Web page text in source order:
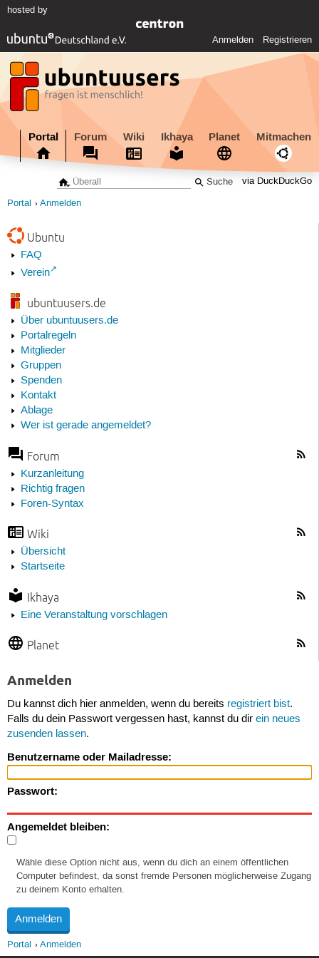
hosted by
Anmelden Registrieren
Portal Forum Wiki Ikhaya Planet Mitmachen
via DuckDuckGo
Portal Anmelden
Ubuntu
FAQ
Verein
ubuntuusers.de
Über ubuntuusers.de
Portalregeln
Mitglieder
Gruppen
Spenden
Kontakt
Ablage
Wer ist gerade angemeldet?
Forum
Kurzanleitung
Richtig fragen
Foren-Syntax
Wiki
Übersicht
Startseite
Ikhaya
Eine Veranstaltung vorschlagen
Planet
Anmelden
Du kannst dich hier anmelden, wenn du bereits registriert bist.
Falls du dein Passwort vergessen hast, kannst du dir ein neues
zusenden lassen.
Benutzername oder Mailadresse:
Passwort:
Angemeldet bleiben:
Wähle diese Option nicht aus, wenn du dich an einem öffentlichen
Computer befindest, da sonst fremde Personen möglicherweise Zugang
zu deinem Konto erhalten.
Portal Anmelden